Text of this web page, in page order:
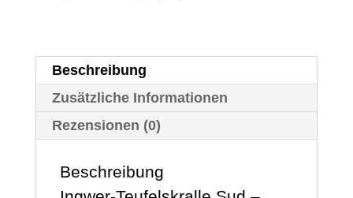
Pferde
und
Ponys,
Naturprodukt
Beschreibung
Zusätzliche Informationen
Rezensionen (0)
Beschreibung